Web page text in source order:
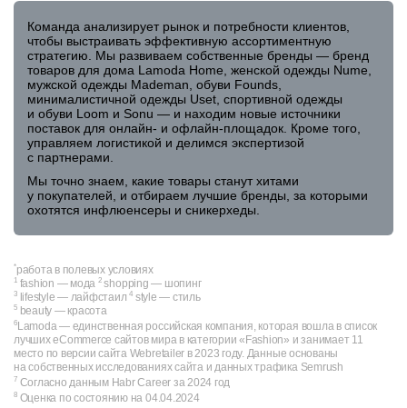
Команда анализирует рынок и потребности клиентов,
чтобы выстраивать эффективную ассортиментную
стратегию. Мы развиваем собственные бренды — бренд
товаров для дома Lamoda Home, женской одежды Nume,
мужской одежды Mademan, обуви Founds,
минималистичной одежды Uset, спортивной одежды
и обуви Loom и Sonu — и находим новые источники
поставок для онлайн- и офлайн-площадок. Кроме того,
управляем логистикой и делимся экспертизой
с партнерами.
Мы точно знаем, какие товары станут хитами
у покупателей, и отбираем лучшие бренды, за которыми
охотятся инфлюенсеры и сникерхеды.
*работа в полевых условиях
1fashion — мода 2shopping — шопинг
3lifestyle — лайфстаил4 style — стиль
5beauty — красота
6Lamoda — единственная российская компания, которая вошла в список
лучших eCommerce сайтов мира в категории «Fashion» и занимает 11
место по версии сайта Webretailer в 2023 году. Данные основаны
на собственных исследованиях сайта и данных трафика Semrush
7 Согласно данным Habr Career за 2024 год
8Оценка по состоянию на 04.04.2024